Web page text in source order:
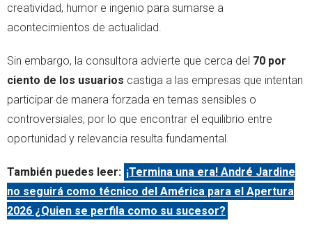
creatividad, humor e ingenio para sumarse a
acontecimientos de actualidad.
Sin embargo, la consultora advierte que cerca del 70 por
ciento de los usuarios castiga a las empresas que intentan
participar de manera forzada en temas sensibles o
controversiales, por lo que encontrar el equilibrio entre
oportunidad y relevancia resulta fundamental.
También puedes leer: ¡Termina una era! André Jardine
no seguirá como técnico del América para el Apertura
2026 ¿Quien se perfila como su sucesor?